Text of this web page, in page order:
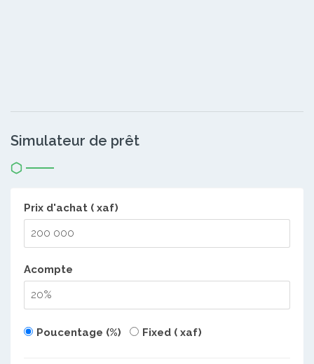
Simulateur de prêt
Prix d'achat ( xaf)
Acompte
Poucentage (%) Fixed ( xaf)